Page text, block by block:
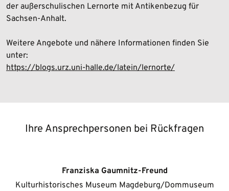
der außerschulischen Lernorte mit Antikenbezug für
Sachsen-Anhalt.
Weitere Angebote und nähere Informationen finden Sie
unter:
https://blogs.urz.uni-halle.de/latein/lernorte/
Ihre Ansprechpersonen bei Rückfragen
Franziska Gaumnitz-Freund
Kulturhistorisches Museum Magdeburg/Dommuseum